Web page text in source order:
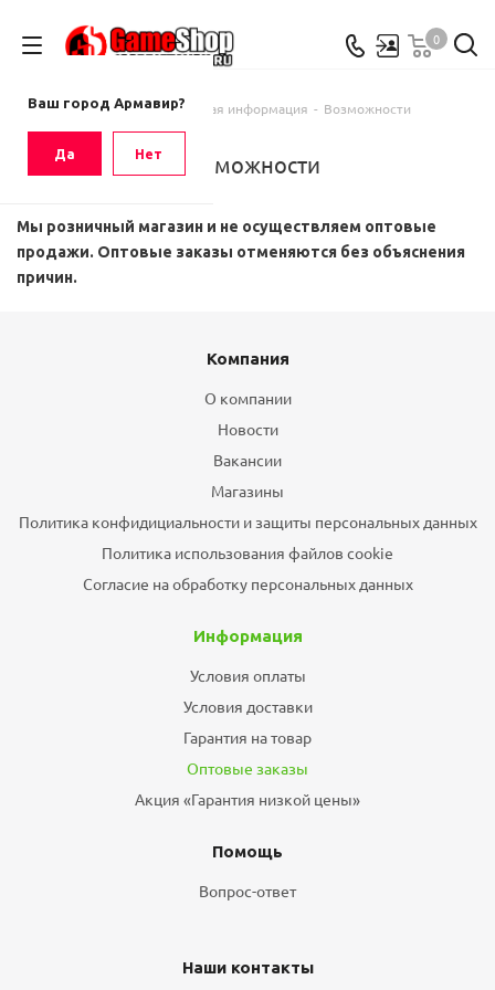
Ваш город Армавир?
Да Нет
0
Главная - Справочная информация - Возможности
Возможности
Мы розничный магазин и не осуществляем оптовые
продажи. Оптовые заказы отменяются без объяснения
причин.
Компания
О компании
Новости
Вакансии
Магазины
Политика конфидициальности и защиты персональных данных
Политика использования файлов cookie
Согласие на обработку персональных данных
Информация
Условия оплаты
Условия доставки
Гарантия на товар
Оптовые заказы
Акция «Гарантия низкой цены»
Помощь
Вопрос-ответ
Наши контакты